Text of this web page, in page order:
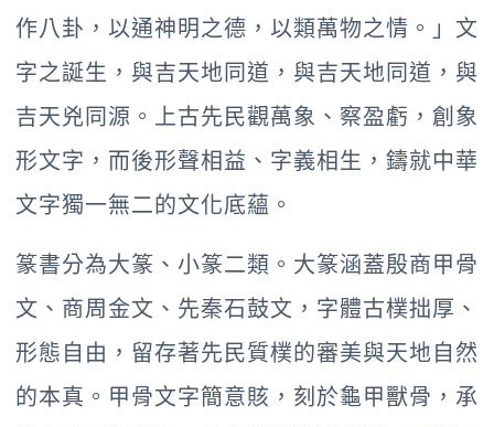
作八卦，以通神明之德，以類萬物之情。」文
字之誕生，與吉天地同道，與吉天地同道，與
吉天兇同源。上古先民觀萬象、察盈虧，創象
形文字，而後形聲相益、字義相生，鑄就中華
文字獨一無二的文化底蘊。
篆書分為大篆、小篆二類。大篆涵蓋殷商甲骨
文、商周金文、先秦石鼓文，字體古樸拙厚、
形態自由，留存著先民質樸的審美與天地自然
的本真。甲骨文字簡意賅，刻於龜甲獸骨，承